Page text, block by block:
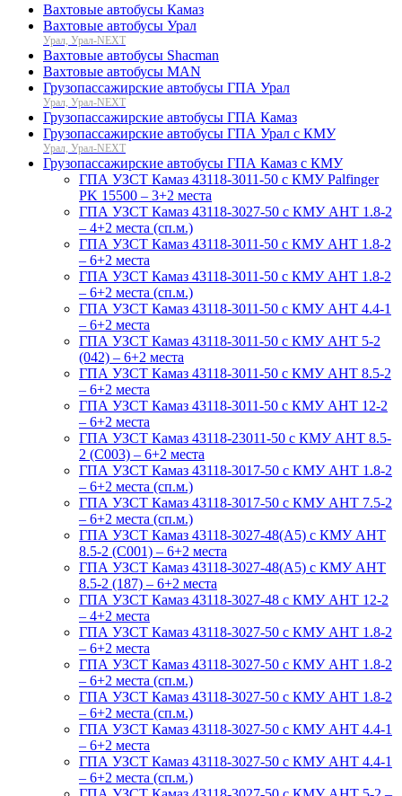
Вахтовые автобусы Камаз
Вахтовые автобусы Урал
Урал, Урал-NEXT
Вахтовые автобусы Shacman
Вахтовые автобусы MAN
Грузопассажирские автобусы ГПА Урал
Урал, Урал-NEXT
Грузопассажирские автобусы ГПА Камаз
Грузопассажирские автобусы ГПА Урал с КМУ
Урал, Урал-NEXT
Грузопассажирские автобусы ГПА Камаз с КМУ
ГПА УЗСТ Камаз 43118-3011-50 с КМУ Palfinger
PK 15500 – 3+2 места
ГПА УЗСТ Камаз 43118-3027-50 с КМУ АНТ 1.8-2
– 4+2 места (сп.м.)
ГПА УЗСТ Камаз 43118-3011-50 с КМУ АНТ 1.8-2
– 6+2 места
ГПА УЗСТ Камаз 43118-3011-50 с КМУ АНТ 1.8-2
– 6+2 места (сп.м.)
ГПА УЗСТ Камаз 43118-3011-50 с КМУ АНТ 4.4-1
– 6+2 места
ГПА УЗСТ Камаз 43118-3011-50 с КМУ АНТ 5-2
(042) – 6+2 места
ГПА УЗСТ Камаз 43118-3011-50 с КМУ АНТ 8.5-2
– 6+2 места
ГПА УЗСТ Камаз 43118-3011-50 с КМУ АНТ 12-2
– 6+2 места
ГПА УЗСТ Камаз 43118-23011-50 с КМУ АНТ 8.5-
2 (С003) – 6+2 места
ГПА УЗСТ Камаз 43118-3017-50 с КМУ АНТ 1.8-2
– 6+2 места (сп.м.)
ГПА УЗСТ Камаз 43118-3017-50 с КМУ АНТ 7.5-2
– 6+2 места (сп.м.)
ГПА УЗСТ Камаз 43118-3027-48(A5) с КМУ АНТ
8.5-2 (С001) – 6+2 места
ГПА УЗСТ Камаз 43118-3027-48(A5) с КМУ АНТ
8.5-2 (187) – 6+2 места
ГПА УЗСТ Камаз 43118-3027-48 с КМУ АНТ 12-2
– 4+2 места
ГПА УЗСТ Камаз 43118-3027-50 с КМУ АНТ 1.8-2
– 6+2 места
ГПА УЗСТ Камаз 43118-3027-50 с КМУ АНТ 1.8-2
– 6+2 места (сп.м.)
ГПА УЗСТ Камаз 43118-3027-50 с КМУ АНТ 1.8-2
– 6+2 места (сп.м.)
ГПА УЗСТ Камаз 43118-3027-50 с КМУ АНТ 4.4-1
– 6+2 места
ГПА УЗСТ Камаз 43118-3027-50 с КМУ АНТ 4.4-1
– 6+2 места (сп.м.)